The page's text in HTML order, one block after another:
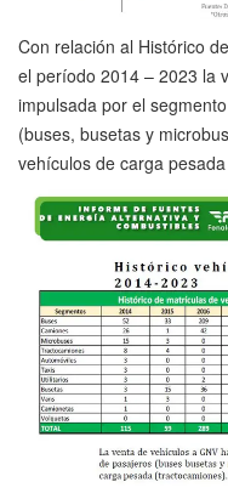
Con relación al Histórico
el período 2014 – 2023 la
impulsada por el
(buses, busetas y
vehículos de carga